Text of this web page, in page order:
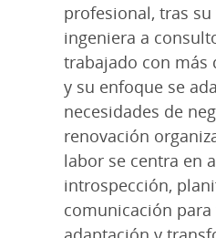
profesional, tras
ingeniera a
trabajado con más
y su enfoque se
necesidades de
renovación
labor se centra en
introspección,
comunicación